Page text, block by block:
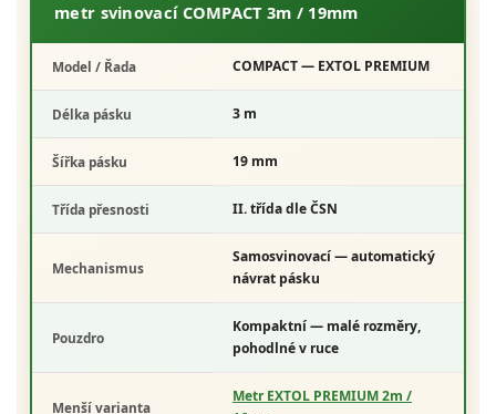
metr svinovací COMPACT 3m / 19mm
Model / Řada COMPACT— EXTOL PREMIUM
Délka pásku 3 m
Šířka pásku 19 mm
Třída přesnosti II. třídadle ČSN
Mechanismus
Samosvinovací — automatický
návrat pásku
Pouzdro
Kompaktní— malé rozměry,
pohodlné v ruce
Menší varianta
Metr EXTOL PREMIUM 2m /